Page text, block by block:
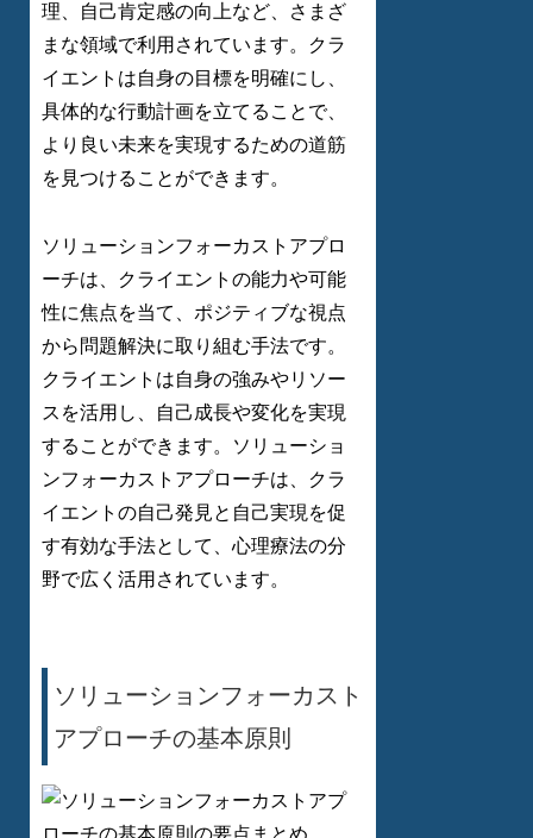
理、自己肯定感の向上など、さまざ
まな領域で利用されています。クラ
イエントは自身の目標を明確にし、
具体的な行動計画を立てることで、
より良い未来を実現するための道筋
を見つけることができます。
ソリューションフォーカストアプロ
ーチは、クライエントの能力や可能
性に焦点を当て、ポジティブな視点
から問題解決に取り組む手法です。
クライエントは自身の強みやリソー
スを活用し、自己成長や変化を実現
することができます。ソリューショ
ンフォーカストアプローチは、クラ
イエントの自己発見と自己実現を促
す有効な手法として、心理療法の分
野で広く活用されています。
ソリューションフォーカスト
アプローチの基本原則